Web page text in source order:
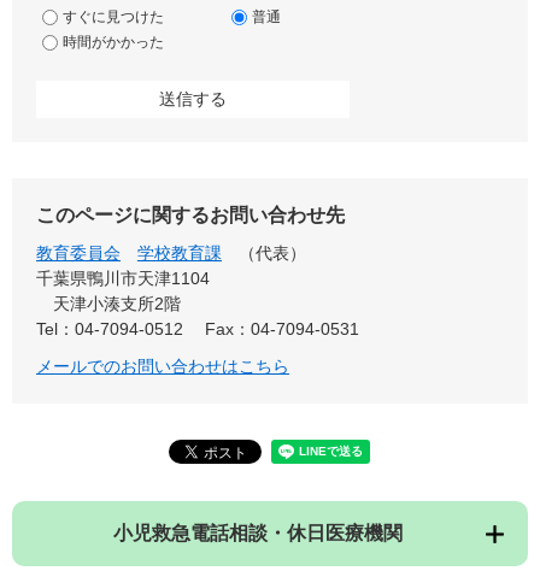
すぐに見つけた
普通
時間がかかった
このページに関するお問い合わせ先
教育委員会 学校教育課
（代表）
千葉県鴨川市天津1104
天津小湊支所2階
Tel：04-7094-0512
Fax：04-7094-0531
メールでのお問い合わせはこちら
小児救急電話相談・休日医療機関